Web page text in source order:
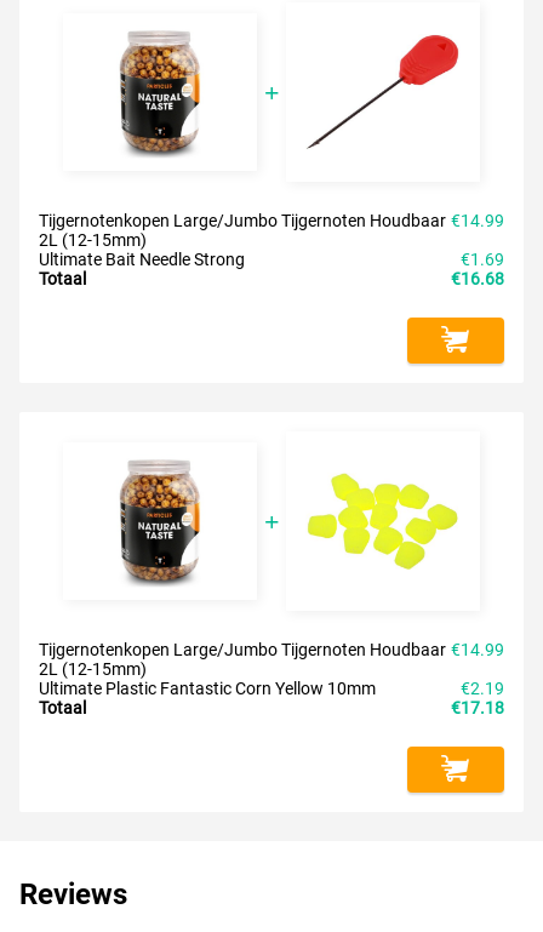
Tijgernotenkopen Large/Jumbo Tijgernoten Houdbaar
2L (12-15mm)
€14.99
Ultimate Bait Needle Strong
€1.69
Totaal
€16.68
Tijgernotenkopen Large/Jumbo Tijgernoten Houdbaar
2L (12-15mm)
€14.99
Ultimate Plastic Fantastic Corn Yellow 10mm
€2.19
Totaal
€17.18
Reviews